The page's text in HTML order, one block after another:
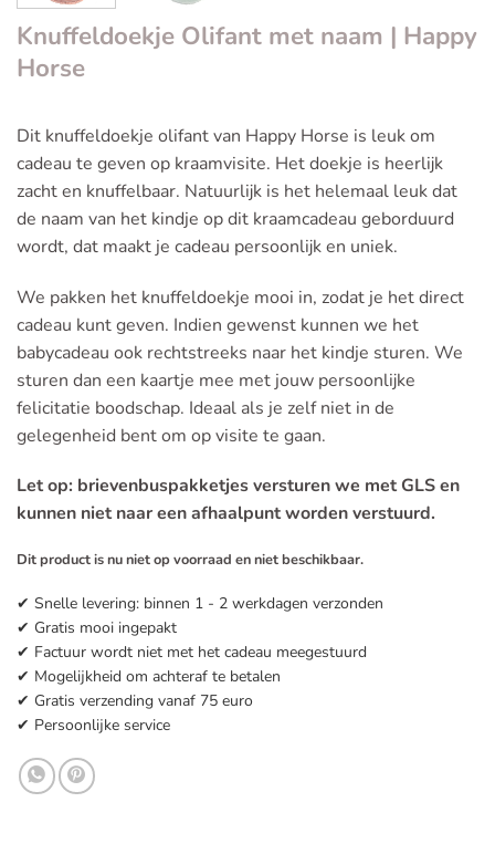
Knuffeldoekje Olifant met naam | Happy
Horse
Dit knuffeldoekje olifant van Happy Horse is leuk om
cadeau te geven op kraamvisite. Het doekje is heerlijk
zacht en knuffelbaar. Natuurlijk is het helemaal leuk dat
de naam van het kindje op dit kraamcadeau geborduurd
wordt, dat maakt je cadeau persoonlijk en uniek.
We pakken het knuffeldoekje mooi in, zodat je het direct
cadeau kunt geven. Indien gewenst kunnen we het
babycadeau ook rechtstreeks naar het kindje sturen. We
sturen dan een kaartje mee met jouw persoonlijke
felicitatie boodschap. Ideaal als je zelf niet in de
gelegenheid bent om op visite te gaan.
Let op: brievenbuspakketjes versturen we met GLS en
kunnen niet naar een afhaalpunt worden verstuurd.
Dit product is nu niet op voorraad en niet beschikbaar.
✔ Snelle levering: binnen 1 - 2 werkdagen verzonden
✔ Gratis mooi ingepakt
✔ Factuur wordt niet met het cadeau meegestuurd
✔ Mogelijkheid om achteraf te betalen
✔ Gratis verzending vanaf 75 euro
✔ Persoonlijke service